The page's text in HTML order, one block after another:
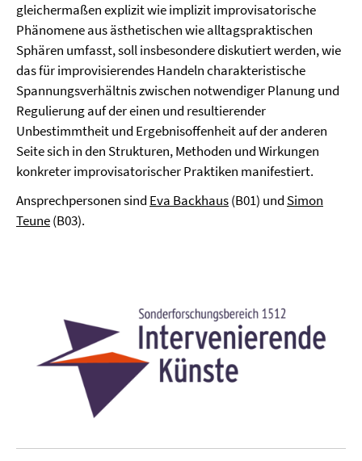
gleichermaßen explizit wie implizit improvisatorische
Phänomene aus ästhetischen wie alltagspraktischen
Sphären umfasst, soll insbesondere diskutiert werden, wie
das für improvisierendes Handeln charakteristische
Spannungsverhältnis zwischen notwendiger Planung und
Regulierung auf der einen und resultierender
Unbestimmtheit und Ergebnisoffenheit auf der anderen
Seite sich in den Strukturen, Methoden und Wirkungen
konkreter improvisatorischer Praktiken manifestiert.
Ansprechpersonen sind Eva Backhaus(B01) und Simon
Teune(B03).